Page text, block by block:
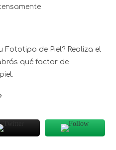
Fototipo de Piel? Realiza el
qué factor de